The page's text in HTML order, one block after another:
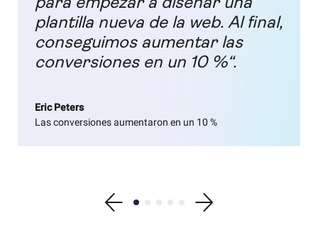
plantilla nueva de la web. Al final,
conseguimos aumentar las
conversiones en un 10 %“.
Eric Peters
Las conversiones aumentaron en un 10 %
Show previous testimonial
Show testimonial 1
Show testimonial 2
Show testimonial 3
Show testimonial 4
Show testimonial 5
Show next testimonial